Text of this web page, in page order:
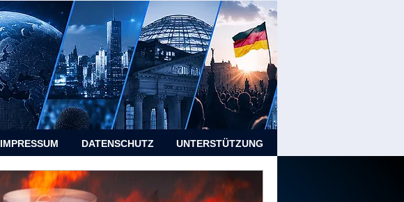
IMPRESSUM DATENSCHUTZ UNTERSTÜTZUNG